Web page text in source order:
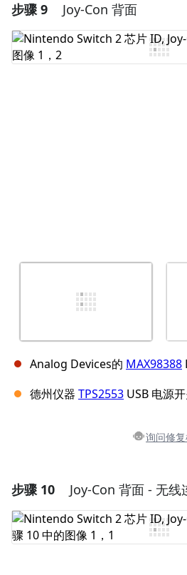
添加一条评
添加评论
步骤 9 Joy-Con 背面
Analog Devices的 MAX98388
德州仪器 TPS2553 USB 电源
询问修
添加一条评
添加评论
步骤 10 Joy-Con 背面 - 无线